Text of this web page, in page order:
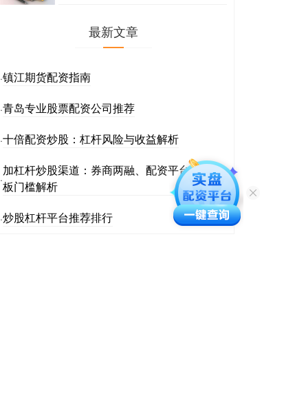
最新文章
·镇江期货配资指南
·青岛专业股票配资公司推荐
·十倍配资炒股：杠杆风险与收益解析
·
加杠杆炒股渠道：券商两融、配资平台、科创
板门槛解析
·炒股杠杆平台推荐排行